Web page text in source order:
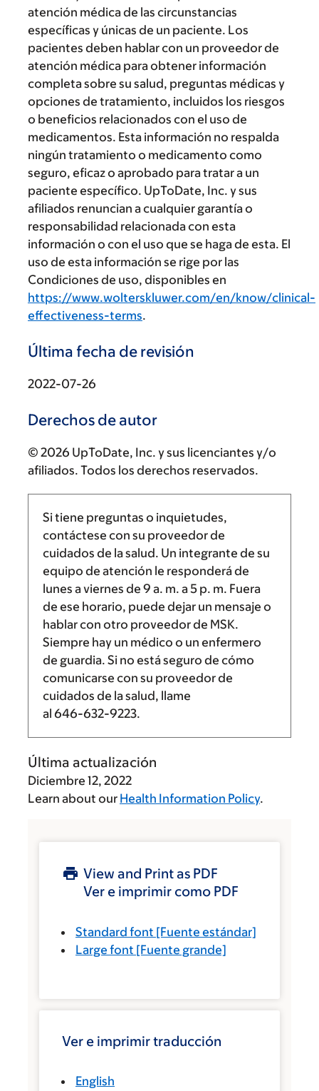
atención médica de las circunstancias
específicas y únicas de un paciente. Los
pacientes deben hablar con un proveedor de
atención médica para obtener información
completa sobre su salud, preguntas médicas y
opciones de tratamiento, incluidos los riesgos
o beneficios relacionados con el uso de
medicamentos. Esta información no respalda
ningún tratamiento o medicamento como
seguro, eficaz o aprobado para tratar a un
paciente específico. UpToDate, Inc. y sus
afiliados renuncian a cualquier garantía o
responsabilidad relacionada con esta
información o con el uso que se haga de esta. El
uso de esta información se rige por las
Condiciones de uso, disponibles en
https://www.wolterskluwer.com/en/know/clinical-
effectiveness-terms.
Última fecha de revisión
2022-07-26
Derechos de autor
© 2026 UpToDate, Inc. y sus licenciantes y/o
afiliados. Todos los derechos reservados.
Si tiene preguntas o inquietudes,
contáctese con su proveedor de
cuidados de la salud. Un integrante de su
equipo de atención le responderá de
lunes a viernes de 9 a. m. a5 p. m. Fuera
de ese horario, puede dejar un mensaje o
hablar con otro proveedor de MSK.
Siempre hay un médico o un enfermero
de guardia. Si no está seguro de cómo
comunicarse con su proveedor de
cuidados de la salud, llame
al 646-632-9223.
Última actualización
Diciembre 12, 2022
Learn about our Health Information Policy.
View and Print as PDF
Ver e imprimir como PDF
Standard font [Fuente estándar]
Large font [Fuente grande]
Ver e imprimir traducción
English